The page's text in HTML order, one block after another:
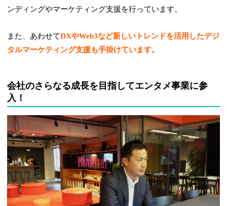
ンディングやマーケティング支援を行っています。
また、あわせてDXやWeb3など新しいトレンドを活用したデジ
タルマーケティング支援も手掛けています。
会社のさらなる成長を目指してエンタメ事業に参
入！